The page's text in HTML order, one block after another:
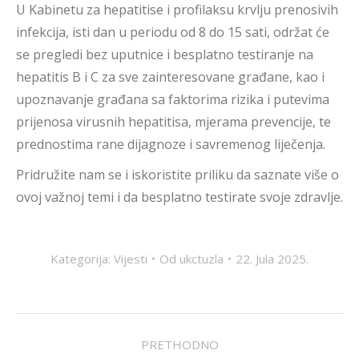
U Kabinetu za hepatitise i profilaksu krvlju prenosivih
infekcija, isti dan u periodu od 8 do 15 sati, održat će
se pregledi bez uputnice i besplatno testiranje na
hepatitis B i C za sve zainteresovane građane, kao i
upoznavanje građana sa faktorima rizika i putevima
prijenosa virusnih hepatitisa, mjerama prevencije, te
prednostima rane dijagnoze i savremenog liječenja.
Pridružite nam se i iskoristite priliku da saznate više o
ovoj važnoj temi i da besplatno testirate svoje zdravlje.
Kategorija: Vijesti Od ukctuzla 22. Jula 2025.
PRETHODNO